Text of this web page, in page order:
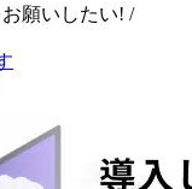
願いしたい! /